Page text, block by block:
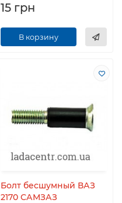
15 грн
В корзину
Болт бесшумный ВАЗ
2170 САМЗАЗ